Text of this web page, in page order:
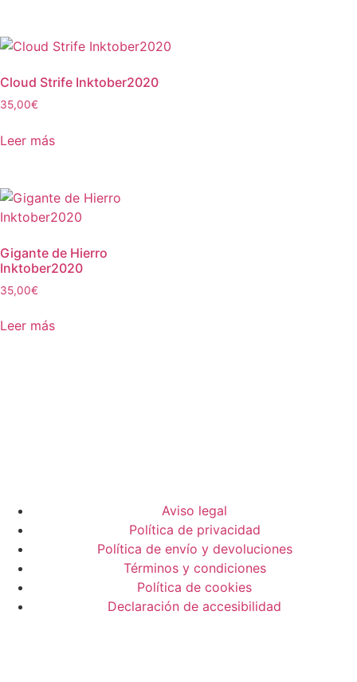
Cloud Strife Inktober2020
35,00€
Leer más
Gigante de Hierro
Inktober2020
35,00€
Leer más
Aviso legal
Política de privacidad
Política de envío y devoluciones
Términos y condiciones
Política de cookies
Declaración de accesibilidad